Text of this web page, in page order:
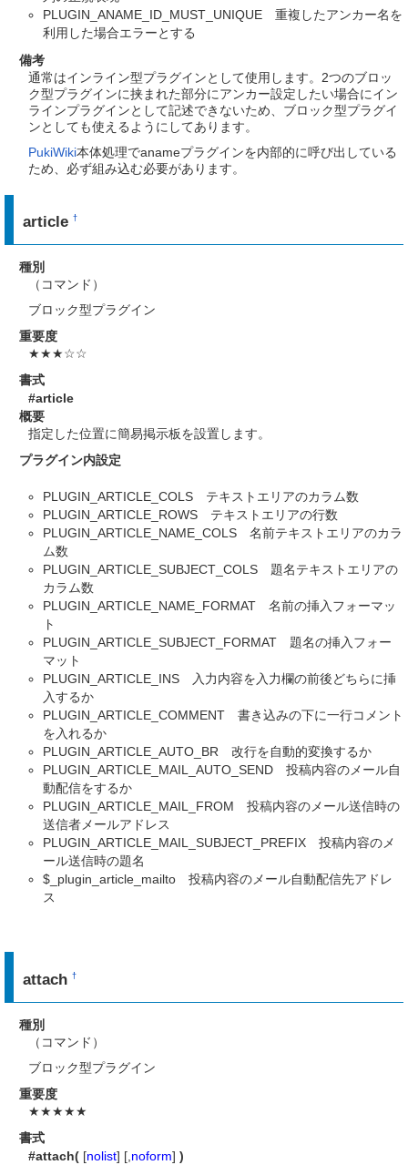
PLUGIN_ANAME_ID_MUST_UNIQUE 重複したアンカー名を
利用した場合エラーとする
備考
通常はインライン型プラグインとして使用します。2つのブロッ
ク型プラグインに挟まれた部分にアンカー設定したい場合にイン
ラインプラグインとして記述できないため、ブロック型プラグイ
ンとしても使えるようにしてあります。
PukiWiki本体処理でanameプラグインを内部的に呼び出している
ため、必ず組み込む必要があります。
article†
種別
（コマンド）
ブロック型プラグイン
重要度
★★★☆☆
書式
#article
概要
指定した位置に簡易掲示板を設置します。
プラグイン内設定
PLUGIN_ARTICLE_COLS テキストエリアのカラム数
PLUGIN_ARTICLE_ROWS テキストエリアの行数
PLUGIN_ARTICLE_NAME_COLS 名前テキストエリアのカラ
ム数
PLUGIN_ARTICLE_SUBJECT_COLS 題名テキストエリアの
カラム数
PLUGIN_ARTICLE_NAME_FORMAT 名前の挿入フォーマッ
ト
PLUGIN_ARTICLE_SUBJECT_FORMAT 題名の挿入フォー
マット
PLUGIN_ARTICLE_INS 入力内容を入力欄の前後どちらに挿
入するか
PLUGIN_ARTICLE_COMMENT 書き込みの下に一行コメント
を入れるか
PLUGIN_ARTICLE_AUTO_BR 改行を自動的変換するか
PLUGIN_ARTICLE_MAIL_AUTO_SEND 投稿内容のメール自
動配信をするか
PLUGIN_ARTICLE_MAIL_FROM 投稿内容のメール送信時の
送信者メールアドレス
PLUGIN_ARTICLE_MAIL_SUBJECT_PREFIX 投稿内容のメ
ール送信時の題名
$_plugin_article_mailto 投稿内容のメール自動配信先アドレ
ス
attach†
種別
（コマンド）
ブロック型プラグイン
重要度
★★★★★
書式
#attach( [nolist] [, noform] )